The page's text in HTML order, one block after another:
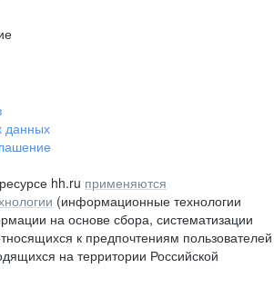
данных
hh.ru применяются
(информационные технологии
на основе сбора, систематизации
к предпочтениям пользователей
на территории Российской